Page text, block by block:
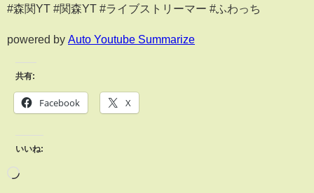
#森関YT #関森YT #ライブストリーマー #ふわっち
powered by Auto Youtube Summarize
共有:
Facebook X
いいね: